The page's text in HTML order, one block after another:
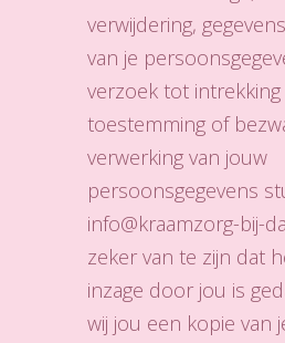
verwijdering,
van je
verzoek tot intrekking
toestemming of
verwerking van jouw
persoonsgegevens
info@kraamzorg-bij-
zeker van te zijn dat
inzage door jou is
wij jou een kopie van